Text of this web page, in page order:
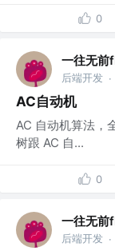
0
一往无前
后端开发 ·
AC自动机
AC 自动机算法，
树跟 AC 自...
0
一往无前
后端开发 ·